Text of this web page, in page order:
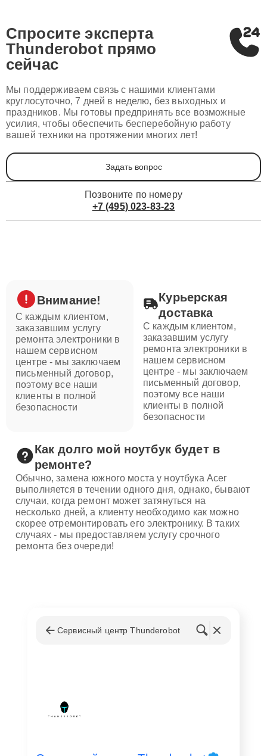
Спросите эксперта
Thunderobot прямо
сейчас
Мы поддерживаем связь с нашими клиентами
круглосуточно, 7 дней в неделю, без выходных и
праздников. Мы готовы предпринять все возможные
усилия, чтобы обеспечить бесперебойную работу
вашей техники на протяжении многих лет!
Задать вопрос
Позвоните по номеру
+7 (495) 023-83-23
Внимание!
С каждым клиентом,
заказавшим услугу
ремонта электроники в
нашем сервисном
центре - мы заключаем
письменный договор,
поэтому все наши
клиенты в полной
безопасности
Курьерская
доставка
С каждым клиентом,
заказавшим услугу
ремонта электроники в
нашем сервисном
центре - мы заключаем
письменный договор,
поэтому все наши
клиенты в полной
безопасности
Как долго мой ноутбук будет в
ремонте?
Обычно, замена южного моста у ноутбука Acer
выполняется в течении одного дня, однако, бывают
случаи, когда ремонт может затянуться на
несколько дней, а клиенту необходимо как можно
скорее отремонтировать его электронику. В таких
случаях - мы предоставляем услугу срочного
ремонта без очереди!
Сервисный центр Thunderobot